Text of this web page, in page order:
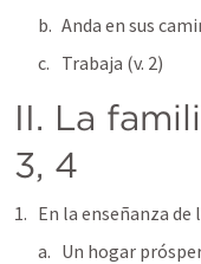
Anda en sus
Trabaja (v. 2)
II. La
3, 4
En la enseñanza de
Un hogar